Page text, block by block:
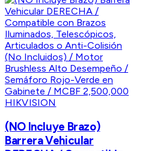
HIKVISION
(NO Incluye Brazo)
Barrera Vehicular